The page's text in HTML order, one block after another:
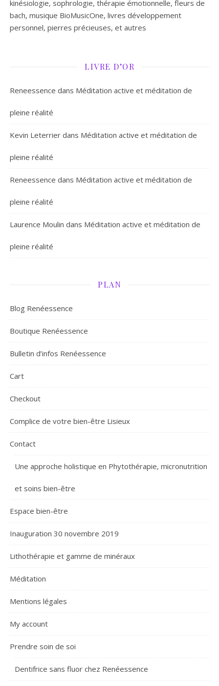
kinésiologie, sophrologie, thérapie émotionnelle, fleurs de
bach, musique BioMusicOne, livres développement
personnel, pierres précieuses, et autres
LIVRE D’OR
Reneessence dans Méditation active et méditation de
pleine réalité
Kevin Leterrier dans Méditation active et méditation de
pleine réalité
Reneessence dans Méditation active et méditation de
pleine réalité
Laurence Moulin dans Méditation active et méditation de
pleine réalité
PLAN
Blog Renéessence
Boutique Renéessence
Bulletin d’infos Renéessence
Cart
Checkout
Complice de votre bien-être Lisieux
Contact
Une approche holistique en Phytothérapie, micronutrition
et soins bien-être
Espace bien-être
Inauguration 30 novembre 2019
Lithothérapie et gamme de minéraux
Méditation
Mentions légales
My account
Prendre soin de soi
Dentifrice sans fluor chez Renéessence